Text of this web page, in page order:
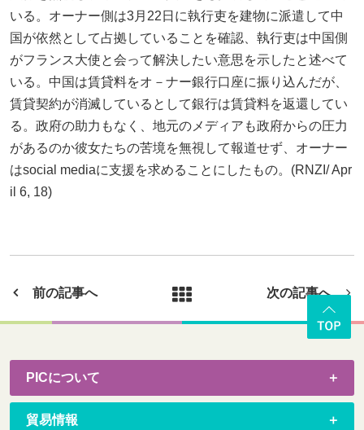
いる。オーナー側は3月22日に執行吏を建物に派遣して中
国が依然として占拠していることを確認、執行吏は中国側
がフランス大使と会って解決したい意思を示したと述べて
いる。中国は賃貸料をオ－ナー銀行口座に振り込んだが、
賃貸契約が消滅しているとして銀行は賃貸料を返還してい
る。政府の助力もなく、地元のメディアも政府からの圧力
があるのか彼女たちの苦境を無視して報道せず、オーナー
はsocial mediaに支援を求めることにしたもの。(RNZI/ Apr
il 6, 18)
前の記事へ 次の記事へ
PICについて
貿易情報